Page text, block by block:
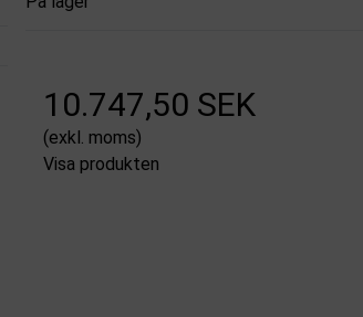
10.747,50 SEK
(exkl. moms)
Visa produkten